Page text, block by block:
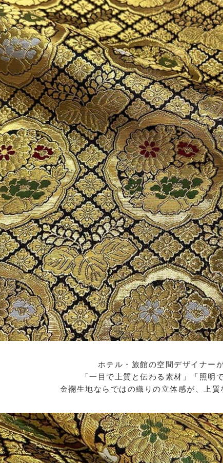
ホテル・旅館の空間デザイナー
「一目で上質と伝わる素材」「照明
金襴生地ならではの織りの立体感が、上質